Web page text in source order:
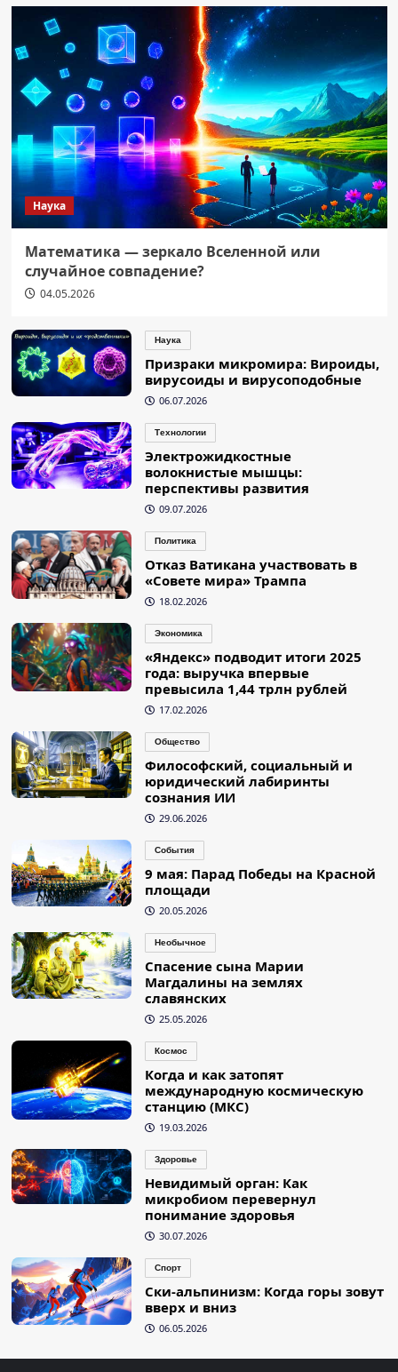
Наука
Математика — зеркало Вселенной или
случайное совпадение?
04.05.2026
Наука
Призраки микромира: Вироиды,
вирусоиды и вирусоподобные
06.07.2026
Технологии
Электрожидкостные
волокнистые мышцы:
перспективы развития
09.07.2026
Политика
Отказ Ватикана участвовать в
«Совете мира» Трампа
18.02.2026
Экономика
«Яндекс» подводит итоги 2025
года: выручка впервые
превысила 1,44 трлн рублей
17.02.2026
Общество
Философский, социальный и
юридический лабиринты
сознания ИИ
29.06.2026
События
9 мая: Парад Победы на Красной
площади
20.05.2026
Необычное
Спасение сына Марии
Магдалины на землях
славянских
25.05.2026
Космос
Когда и как затопят
международную космическую
станцию (МКС)
19.03.2026
Здоровье
Невидимый орган: Как
микробиом перевернул
понимание здоровья
30.07.2026
Спорт
Ски-альпинизм: Когда горы зовут
вверх и вниз
06.05.2026